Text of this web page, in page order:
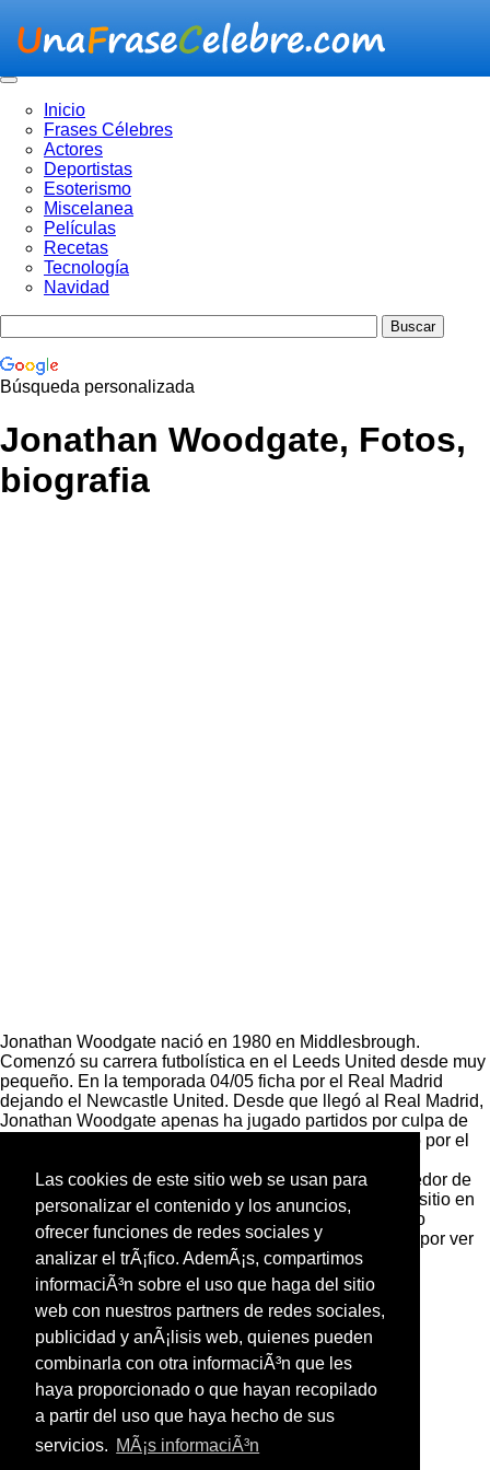
Las cookies de este sitio web se usan para
personalizar el contenido y los anuncios,
ofrecer funciones de redes sociales y
analizar el trÃ¡fico. AdemÃ¡s, compartimos
informaciÃ³n sobre el uso que haga del sitio
web con nuestros partners de redes sociales,
publicidad y anÃ¡lisis web, quienes pueden
combinarla con otra informaciÃ³n que les
haya proporcionado o que hayan recopilado
a partir del uso que haya hecho de sus
servicios. MÃ¡s informaciÃ³n
Inicio
Frases Célebres
Actores
Deportistas
Esoterismo
Miscelanea
Películas
Recetas
Tecnología
Navidad
Búsqueda personalizada
Jonathan Woodgate, Fotos,
biografia
Jonathan Woodgate nació en 1980 en Middlesbrough.
Comenzó su carrera futbolística en el Leeds United desde muy
pequeño. En la temporada 04/05 ficha por el Real Madrid
dejando el Newcastle United. Desde que llegó al Real Madrid,
Jonathan Woodgate apenas ha jugado partidos por culpa de
sus reiteradas lesiones; no en vano, este jugador fichó por el
entonces se le presentó como el defensa más prometedor de
Inglaterra, y no era mentira, ya que consiguió hacerse sitio en
la selección de Inglaterra. Actualmente, ha reaparecido
despúes de un largo periodo de inactividad, pero está por ver
si de una vez tiene una continuidad y se adapta a la
competición española.